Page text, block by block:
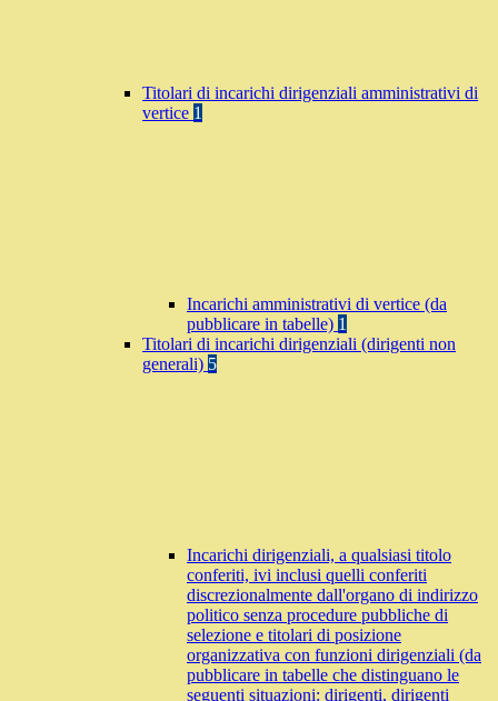
Titolari di incarichi dirigenziali amministrativi di
vertice 1
Incarichi amministrativi di vertice (da
pubblicare in tabelle) 1
Titolari di incarichi dirigenziali (dirigenti non
generali) 5
Incarichi dirigenziali, a qualsiasi titolo
conferiti, ivi inclusi quelli conferiti
discrezionalmente dall'organo di indirizzo
politico senza procedure pubbliche di
selezione e titolari di posizione
organizzativa con funzioni dirigenziali (da
pubblicare in tabelle che distinguano le
seguenti situazioni: dirigenti, dirigenti